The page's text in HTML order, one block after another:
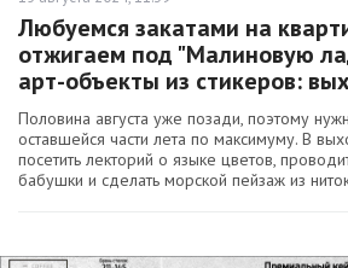
Любуемся закатами на
отжигаем под "Малиновую
арт-объекты из стикеров:
Половина августа уже позади, поэтому
оставшейся части лета по максимуму. В
посетить лекторий о языке цветов,
бабушки и сделать морской пейзаж из